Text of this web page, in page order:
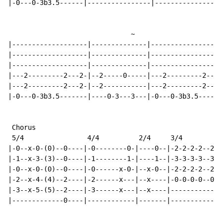
|-0---0-3b3.5------|----------------|----------------|
~
|-------------------|--------------
|-------------------|--------------
|-------------------|--------------
|---2---------2---2-|--2-----0-----|---2---------
|---2---------2---2-|--2-----------|---2---------
|-0---0-3b3.5-------|----0-3---3---|-0---0-
Chorus
5/4                4/4          2/4     3/4
|-0--x-0-(0)--0----|-0--------0-|----0--|-2-2-2-2--2-|
|-1--x-3-(3)--0----|-1--------1-|----1--|-3-3-3-3--3-|
|-0--x-0-(0)--0----|-0------x-0-|--x-0--|-2-2-2-2--2-|
|-2--x-4-(4)--2----|-2------x---|--x----|-0-0-0-0--0-|
|-3--x-5-(5)--2----|-3------x---|--x----|------------|
|-------------0----|------------|-------|------------|